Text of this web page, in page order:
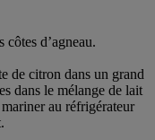
d’agneau.
de citron dans un grand
dans le mélange de lait
au réfrigérateur